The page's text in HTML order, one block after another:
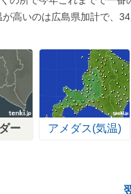
高いのは広島県加計で、
ー アメダス(気温)